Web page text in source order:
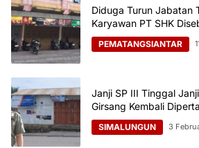
Diduga Turun Jabatan
Karyawan PT SHK
PEMATANGSIANTAR
Janji SP III Tinggal
Girsang Kembali
SIMALUNGUN 3